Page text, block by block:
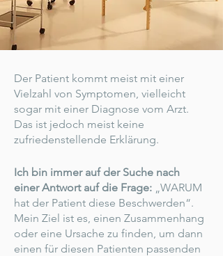
Der Patient kommt meist mit einer
Vielzahl von Symptomen, vielleicht
sogar mit einer Diagnose vom Arzt.
Das ist jedoch meist keine
zufriedenstellende Erklärung.
Ich bin immer auf der Suche nach
einer Antwort auf die Frage: „WARUM
hat der Patient diese Beschwerden“.
Mein Ziel ist es, einen Zusammenhang
oder eine Ursache zu finden, um dann
einen für diesen Patienten passenden